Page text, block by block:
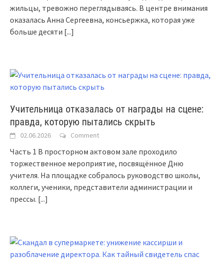
жильцы, тревожно переглядываясь. В центре внимания
оказалась Анна Сергеевна, консьержка, которая уже
больше десяти [...]
Учительница отказалась от награды на сцене:
правда, которую пытались скрыть
02.06.2026 Comment
Часть 1 В просторном актовом зале проходило
торжественное мероприятие, посвящённое Дню
учителя. На площадке собралось руководство школы,
коллеги, ученики, представители администрации и
прессы. [...]